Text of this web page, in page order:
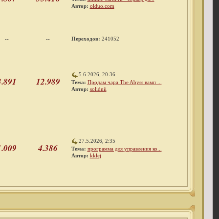
Автор: olduo.com
-- -- Переходов: 241052
12.989
5.6.2026, 20:36
Тема: Продам чара The Abyss вамп ...
Автор: solidnii
4.386
27.5.2026, 2:35
Тема: программа для управления ко...
Автор: kklej